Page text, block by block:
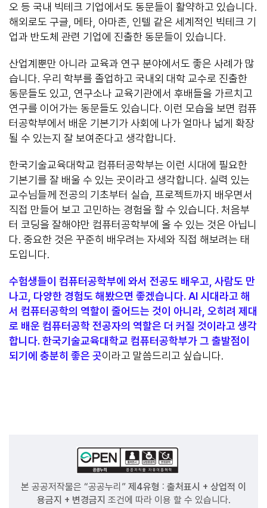
오 등 국내 빅테크 기업에서도 동문들이 활약하고 있습니다.
해외로도 구글, 메타, 아마존, 인텔 같은 세계적인 빅테크 기
업과 반도체 관련 기업에 진출한 동문들이 있습니다.
산업계뿐만 아니라 교육과 연구 분야에서도 좋은 사례가 많
습니다. 우리 학부를 졸업하고 국내외 대학 교수로 진출한
동문들도 있고, 연구소나 교육기관에서 후배들을 가르치고
연구를 이어가는 동문들도 있습니다. 이런 모습을 보면 컴퓨
터공학부에서 배운 기본기가 사회에 나가 얼마나 넓게 확장
될 수 있는지 잘 보여준다고 생각합니다.
한국기술교육대학교 컴퓨터공학부는 이런 시대에 필요한
기본기를 잘 배울 수 있는 곳이라고 생각합니다. 실력 있는
교수님들께 전공의 기초부터 실습, 프로젝트까지 배우면서
직접 만들어 보고 고민하는 경험을 할 수 있습니다. 처음부
터 코딩을 잘해야만 컴퓨터공학부에 올 수 있는 것은 아닙니
다. 중요한 것은 꾸준히 배우려는 자세와 직접 해보려는 태
도입니다.
수험생들이 컴퓨터공학부에 와서 전공도 배우고, 사람도 만
나고, 다양한 경험도 해봤으면 좋겠습니다. AI 시대라고 해
서 컴퓨터공학의 역할이 줄어드는 것이 아니라, 오히려 제대
로 배운 컴퓨터공학 전공자의 역할은 더 커질 것이라고 생각
합니다. 한국기술교육대학교 컴퓨터공학부가 그 출발점이
되기에 충분히 좋은 곳이라고 말씀드리고 싶습니다.
본 공공저작물은 “공공누리” 제4유형 : 출처표시 + 상업적 이
용금지 + 변경금지 조건에 따라 이용 할 수 있습니다.